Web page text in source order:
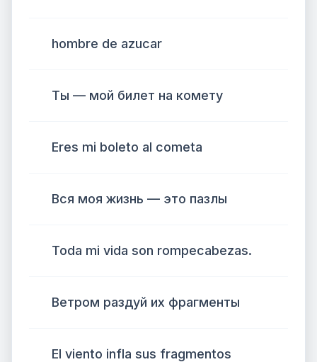
hombre de azucar
Ты — мой билет на комету
Eres mi boleto al cometa
Вся моя жизнь — это пазлы
Toda mi vida son rompecabezas.
Ветром раздуй их фрагменты
El viento infla sus fragmentos